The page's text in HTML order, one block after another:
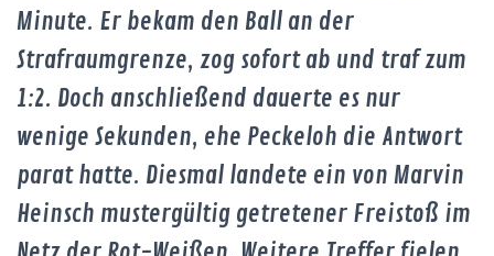
Minute. Er bekam den Ball an der
Strafraumgrenze, zog sofort ab und traf zum
1:2. Doch anschließend dauerte es nur
wenige Sekunden, ehe Peckeloh die Antwort
parat hatte. Diesmal landete ein von Marvin
Heinsch mustergültig getretener Freistoß im